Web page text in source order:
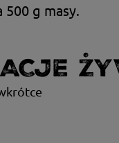
500 g masy.